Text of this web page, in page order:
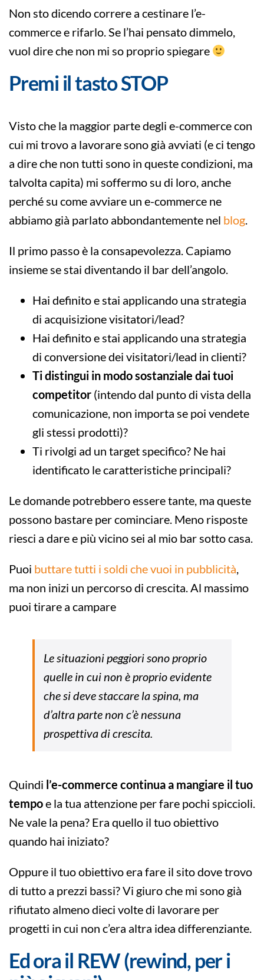
Non sto dicendo correre a cestinare l’e-
commerce e rifarlo. Se l’hai pensato dimmelo,
vuol dire che non mi so proprio spiegare
Premi il tasto STOP
Visto che la maggior parte degli e-commerce con
cui mi trovo a lavorare sono già avviati (e ci tengo
a dire che non tutti sono in queste condizioni, ma
talvolta capita) mi soffermo su di loro, anche
perché su come avviare un e-commerce ne
abbiamo già parlato abbondantemente nel blog.
Il primo passo è la consapevolezza. Capiamo
insieme se stai diventando il bar dell’angolo.
Hai definito e stai applicando una strategia
di acquisizione visitatori/lead?
Hai definito e stai applicando una strategia
di conversione dei visitatori/lead in clienti?
Ti distingui in modo sostanziale dai tuoi
competitor(intendo dal punto di vista della
comunicazione, non importa se poi vendete
gli stessi prodotti)?
Ti rivolgi ad un target specifico? Ne hai
identificato le caratteristiche principali?
Le domande potrebbero essere tante, ma queste
possono bastare per cominciare. Meno risposte
riesci a dare e più vicino sei al mio bar sotto casa.
Puoi buttare tutti i soldi che vuoi in pubblicità,
ma non inizi un percorso di crescita. Al massimo
puoi tirare a campare
Le situazioni peggiori sono proprio
quelle in cui non è proprio evidente
che si deve staccare la spina, ma
d’altra parte non c’è nessuna
prospettiva di crescita.
Quindi l’e-commerce continua a mangiare il tuo
tempoe la tua attenzione per fare pochi spiccioli.
Ne vale la pena? Era quello il tuo obiettivo
quando hai iniziato?
Oppure il tuo obiettivo era fare il sito dove trovo
di tutto a prezzi bassi? Vi giuro che mi sono già
rifiutato almeno dieci volte di lavorare per
progetti in cui non c’era altra idea differenziante.
Ed ora il REW (rewind, per i